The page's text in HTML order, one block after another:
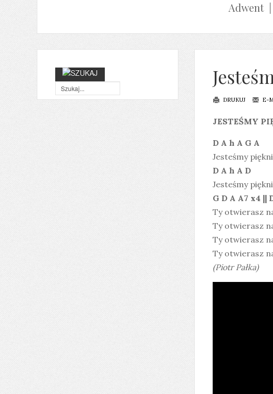
Adwent|
DRUKUJ E-
JESTEŚMY
D A h A G A
Jesteśmy
D A h A D
Jesteśmy
G D A A7 x4 ||
Ty otwierasz
Ty otwierasz
Ty otwierasz
Ty otwierasz
(Piotr Pałka)